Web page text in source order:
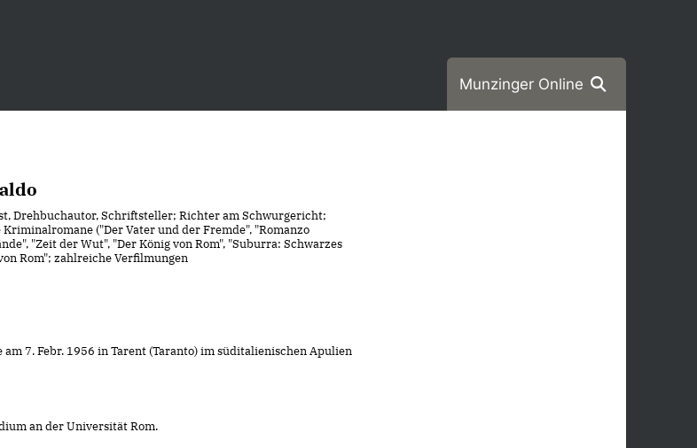
Munzinger Online
Drehbuchautor, Schriftsteller; Richter am Schwurgericht;
("Der Vater und der Fremde", "Romanzo
"Zeit der Wut", "Der König von Rom", "Suburra: Schwarzes
Rom"; zahlreiche Verfilmungen
am 7. Febr. 1956 in Tarent (Taranto) im süditalienischen Apulien
an der Universität Rom.